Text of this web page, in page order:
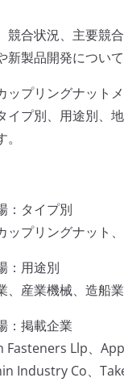
競合状況、主要競
製品開発について
ップリングナット
イプ別、用途別、
：タイプ別
ップリングナット
：用途別
、産業機械、造船
：掲載企業
Llp、
Industry Co、